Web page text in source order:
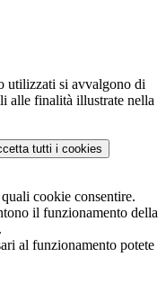
utilizzati si avvalgono di
alle finalità illustrate nella
tutti i cookies
cookie consentire.
il funzionamento della
al funzionamento potete